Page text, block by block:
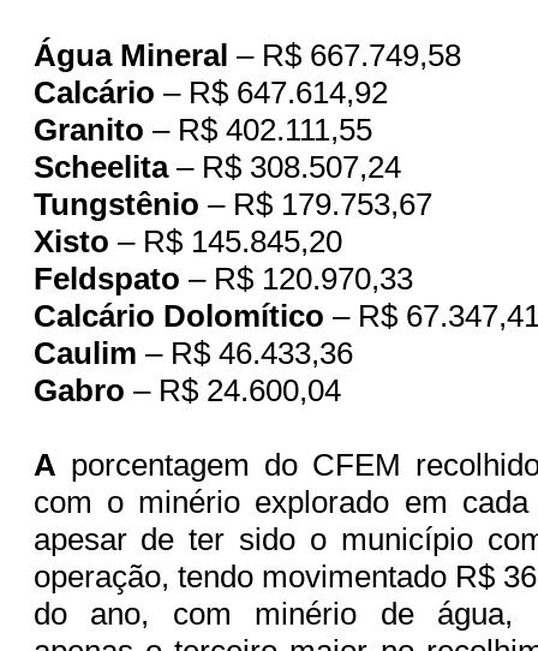
Água Mineral – R$ 667.749,58
Calcário – R$ 647.614,92
Granito – R$ 402.111,55
Scheelita– R$ 308.507,24
Tungstênio – R$ 179.753,67
Xisto – R$ 145.845,20
Feldspato – R$ 120.970,33
Calcário Dolomítico – R$
Caulim – R$ 46.433,36
Gabro – R$ 24.600,04
A porcentagem do CFEM
com o minério explorado em
apesar de ter sido o município
operação, tendo movimentado R$
do ano, com minério de água,